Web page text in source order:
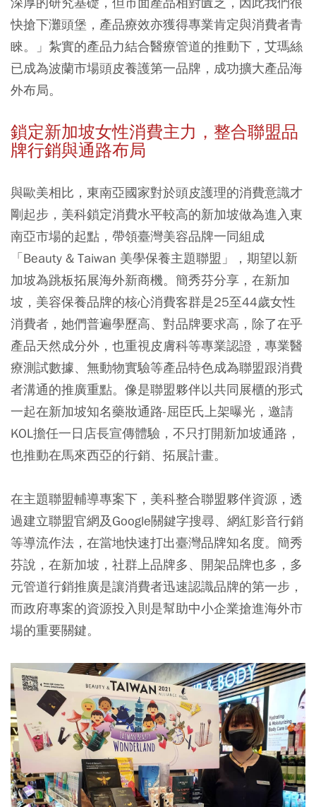
快搶下灘頭堡，產品療效亦獲得專業肯定與消費者青
睞。」紮實的產品力結合醫療管道的推動下，艾瑪絲
已成為波蘭市場頭皮養護第一品牌，成功擴大產品海
外布局。
鎖定新加坡女性消費主力，整合聯盟品
牌行銷與通路布局
與歐美相比，東南亞國家對於頭皮護理的消費意識才
剛起步，美科鎖定消費水平較高的新加坡做為進入東
南亞市場的起點，帶領臺灣美容品牌一同組成
「Beauty & Taiwan 美學保養主題聯盟」，期望以新
加坡為跳板拓展海外新商機。簡秀芬分享，在新加
坡，美容保養品牌的核心消費客群是25至44歲女性
消費者，她們普遍學歷高、對品牌要求高，除了在乎
產品天然成分外，也重視皮膚科等專業認證，專業醫
療測試數據、無動物實驗等產品特色成為聯盟跟消費
者溝通的推廣重點。像是聯盟夥伴以共同展櫃的形式
一起在新加坡知名藥妝通路-屈臣氏上架曝光，邀請
KOL擔任一日店長宣傳體驗，不只打開新加坡通路，
也推動在馬來西亞的行銷、拓展計畫。
在主題聯盟輔導專案下，美科整合聯盟夥伴資源，透
過建立聯盟官網及Google關鍵字搜尋、網紅影音行銷
等導流作法，在當地快速打出臺灣品牌知名度。簡秀
芬說，在新加坡，社群上品牌多、開架品牌也多，多
元管道行銷推廣是讓消費者迅速認識品牌的第一步，
而政府專案的資源投入則是幫助中小企業搶進海外市
場的重要關鍵。